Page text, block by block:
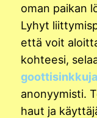
oman paikan
Lyhyt
että voit
kohteesi,
goottisinkkuja
anonyymisti.
haut ja